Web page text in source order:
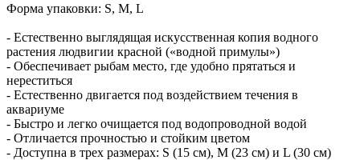
Форма упаковки: S, M, L
- Естественно выглядящая искусственная копия водного
растения людвигии красной («водной примулы»)
- Обеспечивает рыбам место, где удобно прятаться и
нереститься
- Естественно двигается под воздействием течения в
аквариуме
- Быстро и легко очищается под водопроводной водой
- Отличается прочностью и стойким цветом
- Доступна в трех размерах: S (15 см), M (23 см) и L (30 см)